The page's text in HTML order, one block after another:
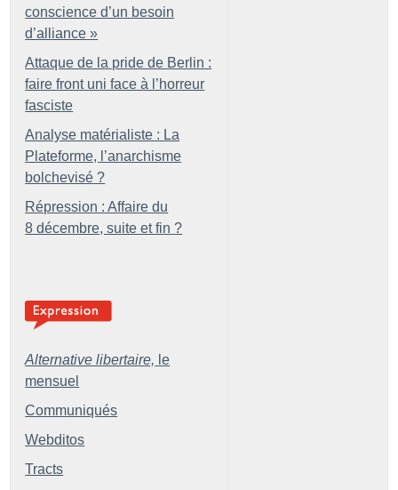
conscience d’un besoin
d’alliance »
Attaque de la pride de Berlin :
faire front uni face à l’horreur
fasciste
Analyse matérialiste : La
Plateforme, l’anarchisme
bolchevisé ?
Répression : Affaire du
8 décembre, suite et fin ?
Alternative libertaire, le
mensuel
Communiqués
Webditos
Tracts